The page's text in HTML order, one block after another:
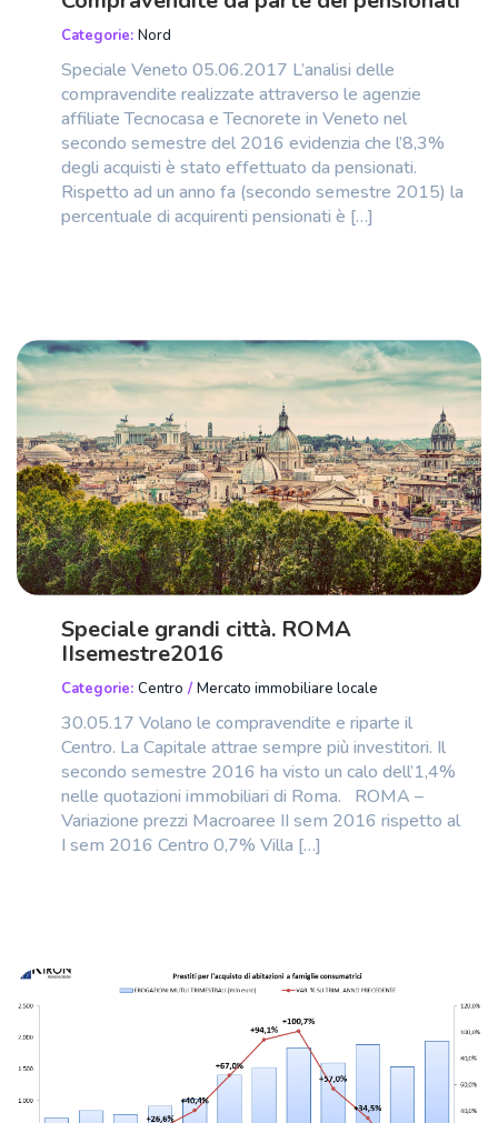
Categorie: Nord
Speciale Veneto 05.06.2017 L’analisi delle
compravendite realizzate attraverso le agenzie
affiliate Tecnocasa e Tecnorete in Veneto nel
secondo semestre del 2016 evidenzia che l’8,3%
degli acquisti è stato effettuato da pensionati.
Rispetto ad un anno fa (secondo semestre 2015) la
percentuale di acquirenti pensionati è […]
Speciale grandi città. ROMA
IIsemestre2016
Categorie: Centro / Mercato immobiliare locale
30.05.17 Volano le compravendite e riparte il
Centro. La Capitale attrae sempre più investitori. Il
secondo semestre 2016 ha visto un calo dell’1,4%
nelle quotazioni immobiliari di Roma. ROMA –
Variazione prezzi Macroaree II sem 2016 rispetto al
I sem 2016 Centro 0,7% Villa […]